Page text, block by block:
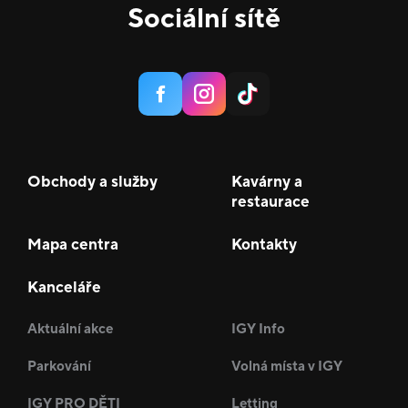
Sociální sítě
Obchody a služby
Kavárny a
restaurace
Mapa centra Kontakty
Kanceláře
Aktuální akce IGY Info
Parkování Volná místa v IGY
IGY PRO DĚTI Letting